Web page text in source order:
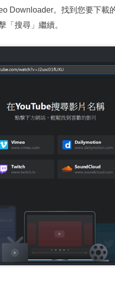
Downloader。找到您要下載
「搜尋」繼續。